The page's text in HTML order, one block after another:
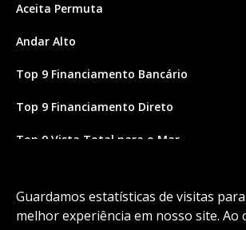
Guardamos estatísticas de visitas
melhor experiência em nosso site. Ao
Aceita Permuta
Andar Alto
Top 9 Financiamento Bancário
Top 9 Financiamento Direto
Top 9 Vista Total para o Mar
Site feito por Coruja